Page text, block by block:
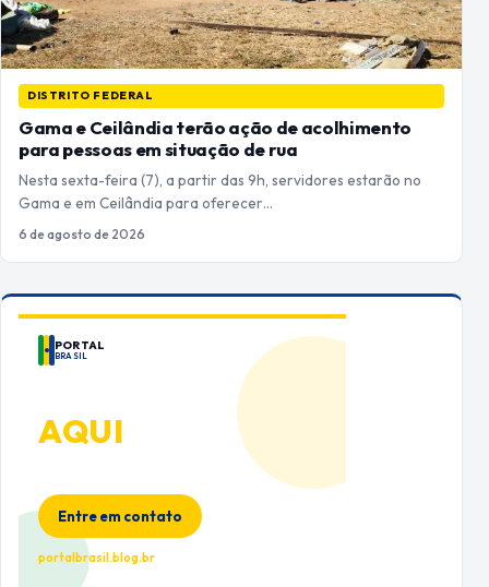
DISTRITO FEDERAL
Gama e Ceilândia terão ação de acolhimento
para pessoas em situação de rua
Nesta sexta-feira (7), a partir das 9h, servidores estarão no
Gama e em Ceilândia para oferecer…
6 de agosto de 2026
PORTAL
BRASIL
AQUI
Entre em contato
portalbrasil.blog.br